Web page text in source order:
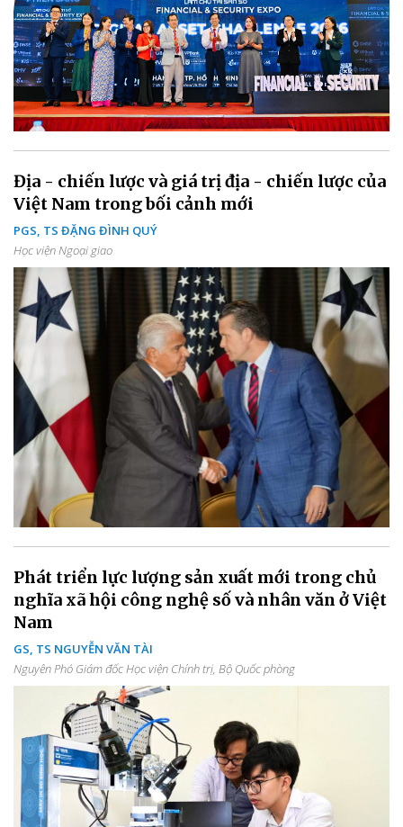
Địa - chiến lược và giá trị địa - chiến lược của
Việt Nam trong bối cảnh mới
PGS, TS ĐẶNG ĐÌNH QUÝ
Học viện Ngoại giao
Phát triển lực lượng sản xuất mới trong chủ
nghĩa xã hội công nghệ số và nhân văn ở Việt
Nam
GS, TS NGUYỄN VĂN TÀI
Nguyên Phó Giám đốc Học viện Chính trị, Bộ Quốc phòng